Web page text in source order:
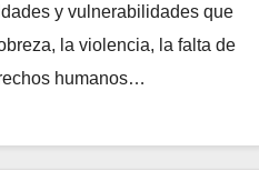
y vulnerabilidades que
la violencia, la falta de
humanos…